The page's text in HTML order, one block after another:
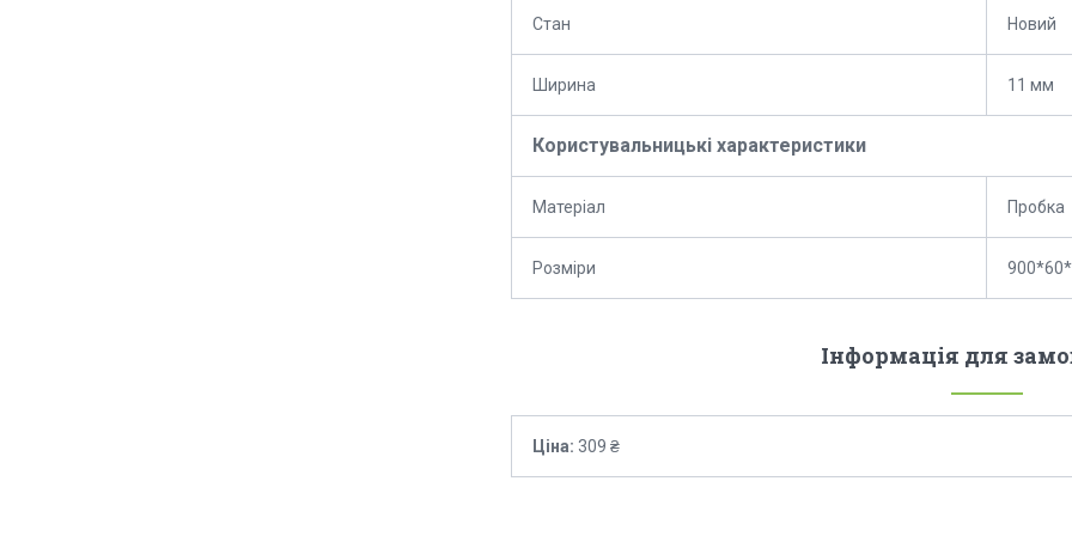
Стан Новий
Ширина 11 мм
Користувальницькі характеристики
Матеріал Пробка
Розміри
Інформація для
Ціна: 309 ₴